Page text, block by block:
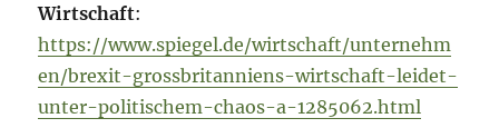
Wirtschaft:
https://www.spiegel.de/wirtschaft/unternehm
en/brexit-grossbritanniens-wirtschaft-leidet-
unter-politischem-chaos-a-1285062.html